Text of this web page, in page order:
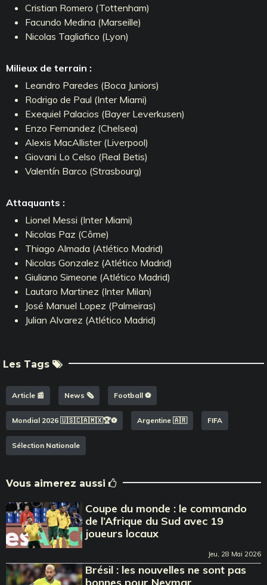
Cristian Romero (Tottenham)
Facundo Medina (Marseille)
Nicolas Tagliafico (Lyon)
Milieux de terrain :
Leandro Paredes (Boca Juniors)
Rodrigo de Paul (Inter Miami)
Exequiel Palacios (Bayer Leverkusen)
Enzo Fernandez (Chelsea)
Alexis MacAllister (Liverpool)
Giovani Lo Celso (Real Betis)
Valentín Barco (Strasbourg)
Attaquants :
Lionel Messi (Inter Miami)
Nicolas Paz (Côme)
Thiago Almada (Atlético Madrid)
Nicolas Gonzalez (Atlético Madrid)
Giuliano Simeone (Atlético Madrid)
Lautaro Martinez (Inter Milan)
José Manuel Lopez (Palmeiras)
Julian Alvarez (Atlético Madrid)
Les Tags
Article 📰 News 🗞️ Football ⚽️
Mondial 2026 🇺🇸🇨🇦🇲🇽🏆⚽️ Argentine 🇦🇷 FIFA
Sélection Nationale
Vous aimerez aussi
Coupe du monde : le commando
de l’Afrique du Sud avec 19
joueurs locaux
Jeu, 28 Mai 2026
Brésil : les nouvelles ne sont pas
bonnes pour Neymar